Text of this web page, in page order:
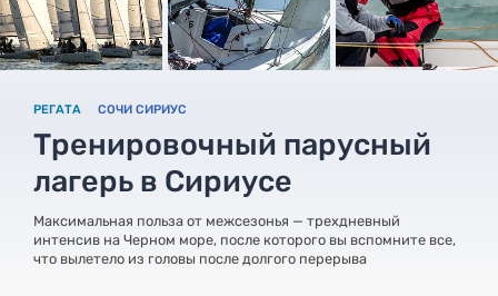
РЕГАТА СОЧИ СИРИУС
Тренировочный парусный
лагерь в Сириусе
Максимальная польза от межсезонья — трехдневный
интенсив на Черном море, после которого вы вспомните все,
что вылетело из головы после долгого перерыва